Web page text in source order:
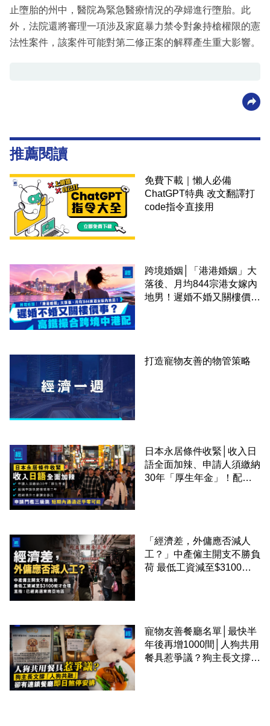
止墮胎的州中，醫院為緊急醫療情況的孕婦進行墮胎。此
外，法院還將審理一項涉及家庭暴力禁令對象持槍權限的憲
法性案件，該案件可能對第二修正案的解釋產生重大影響。
推薦閱讀
免費下載｜懶人必備
ChatGPT特典 改文翻譯打
code指令直接用
跨境婚姻│「港港婚姻」大
落後、月均844宗港女嫁內
地男！遲婚不婚又關樓價
打造寵物友善的物管策略
日本永居條件收緊│收入日
語全面加辣、申請人須繳納
30年「厚生年金」！配偶
「經濟差，外傭應否減人
工？」中產僱主開支不勝負
荷 最低工資減至$3100蚊
寵物友善餐廳名單│最快半
年後再增1000間│人狗共用
餐具惹爭議？狗主長文撐